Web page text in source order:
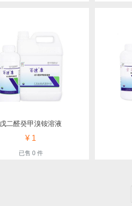
戊二醛癸甲溴铵溶液
¥ 1
已售 0 件